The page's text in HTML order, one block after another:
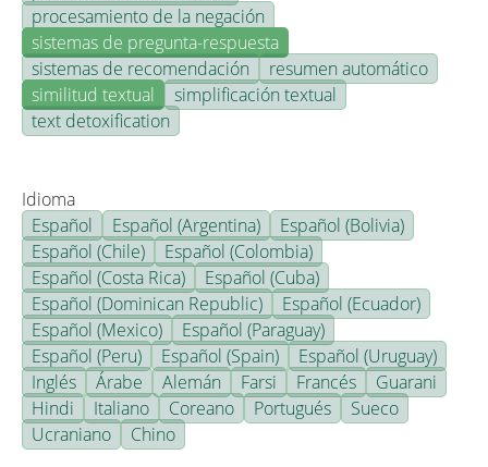
procesamiento de la negación
sistemas de pregunta-respuesta
sistemas de recomendación
resumen automático
similitud textual
simplificación textual
text detoxification
Idioma
Español
Español (Argentina)
Español (Bolivia)
Español (Chile)
Español (Colombia)
Español (Costa Rica)
Español (Cuba)
Español (Dominican Republic)
Español (Ecuador)
Español (Mexico)
Español (Paraguay)
Español (Peru)
Español (Spain)
Español (Uruguay)
Inglés
Árabe Alemán Farsi Francés
Guarani
Hindi
Italiano Coreano Portugués
Sueco
Ucraniano
Chino